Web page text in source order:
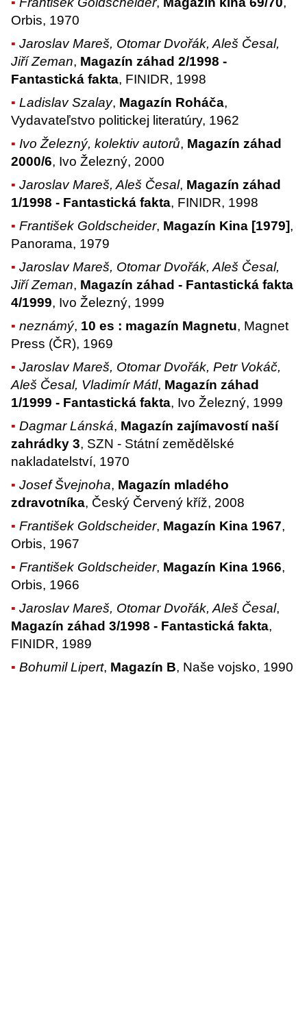
Orbis, 1970
Jaroslav Mareš, Otomar Dvořák, Aleš Česal,
Jiří Zeman, Magazín záhad 2/1998 -
Fantastická fakta, FINIDR, 1998
Ladislav Szalay, Magazín Roháča,
Vydavateľstvo politickej literatúry, 1962
Ivo Železný, kolektiv autorů, Magazín záhad
2000/6, Ivo Železný, 2000
Jaroslav Mareš, Aleš Česal, Magazín záhad
1/1998 - Fantastická fakta, FINIDR, 1998
František Goldscheider, Magazín Kina [1979],
Panorama, 1979
Jaroslav Mareš, Otomar Dvořák, Aleš Česal,
Jiří Zeman, Magazín záhad - Fantastická fakta
4/1999, Ivo Železný, 1999
neznámý, 10 es : magazín Magnetu, Magnet
Press (ČR), 1969
Jaroslav Mareš, Otomar Dvořák, Petr Vokáč,
Aleš Česal, Vladimír Mátl, Magazín záhad
1/1999 - Fantastická fakta, Ivo Železný, 1999
Dagmar Lánská, Magazín zajímavostí naší
zahrádky 3, SZN - Státní zemědělské
nakladatelství, 1970
Josef Švejnoha, Magazín mladého
zdravotníka, Český Červený kříž, 2008
František Goldscheider, Magazín Kina 1967,
Orbis, 1967
František Goldscheider, Magazín Kina 1966,
Orbis, 1966
Jaroslav Mareš, Otomar Dvořák, Aleš Česal,
Magazín záhad 3/1998 - Fantastická fakta,
FINIDR, 1989
Bohumil Lipert, Magazín B, Naše vojsko, 1990